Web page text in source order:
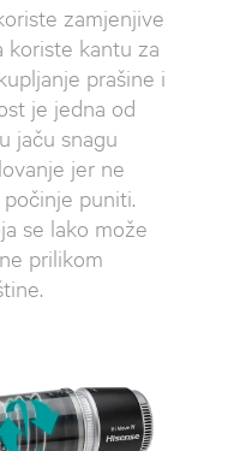
zamjenjive
koriste kantu za
prašine i
je jedna od
jaču snagu
jer ne
puniti.
se lako može
prilikom